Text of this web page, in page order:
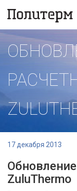
17 декабря 2013
ZuluThermo